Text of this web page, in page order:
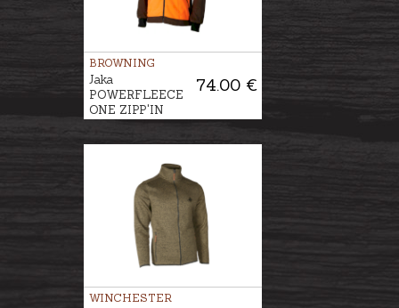
BROWNING
74.00 €
Jaka
POWERFLEECE
ONE ZIPP'IN
WINCHESTER